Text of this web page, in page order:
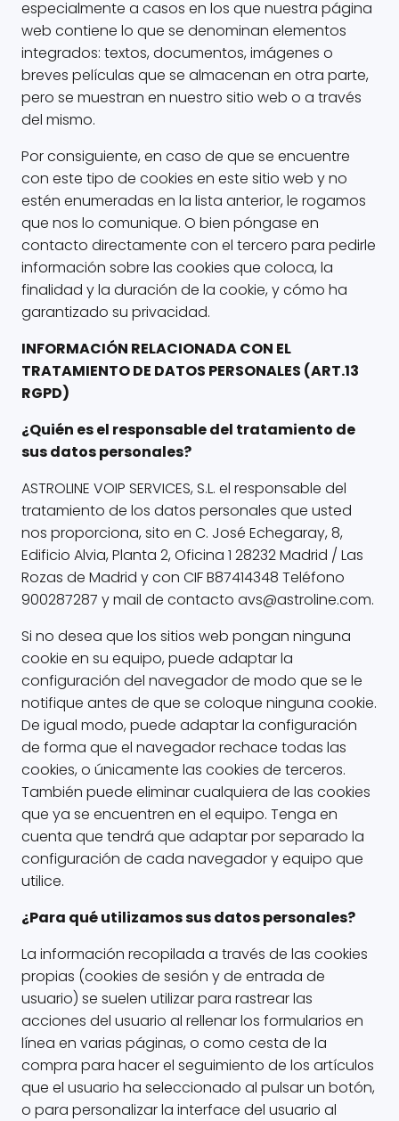
especialmente a casos en los que nuestra página
web contiene lo que se denominan elementos
integrados: textos, documentos, imágenes o
breves películas que se almacenan en otra parte,
pero se muestran en nuestro sitio web o a través
del mismo.
Por consiguiente, en caso de que se encuentre
con este tipo de cookies en este sitio web y no
estén enumeradas en la lista anterior, le rogamos
que nos lo comunique. O bien póngase en
contacto directamente con el tercero para pedirle
información sobre las cookies que coloca, la
finalidad y la duración de la cookie, y cómo ha
garantizado su privacidad.
INFORMACIÓN RELACIONADA CON EL
TRATAMIENTO DE DATOS PERSONALES (ART.13
RGPD)
¿Quién es el responsable del tratamiento de
sus datos personales?
ASTROLINE VOIP SERVICES, S.L. el responsable del
tratamiento de los datos personales que usted
nos proporciona, sito en C. José Echegaray, 8,
Edificio Alvia, Planta 2, Oficina 1 28232 Madrid / Las
Rozas de Madrid y con CIF B87414348 Teléfono
900287287 y mail de contacto avs@astroline.com.
Si no desea que los sitios web pongan ninguna
cookie en su equipo, puede adaptar la
configuración del navegador de modo que se le
notifique antes de que se coloque ninguna cookie.
De igual modo, puede adaptar la configuración
de forma que el navegador rechace todas las
cookies, o únicamente las cookies de terceros.
También puede eliminar cualquiera de las cookies
que ya se encuentren en el equipo. Tenga en
cuenta que tendrá que adaptar por separado la
configuración de cada navegador y equipo que
utilice.
¿Para qué utilizamos sus datos personales?
La información recopilada a través de las cookies
propias (cookies de sesión y de entrada de
usuario) se suelen utilizar para rastrear las
acciones del usuario al rellenar los formularios en
línea en varias páginas, o como cesta de la
compra para hacer el seguimiento de los artículos
que el usuario ha seleccionado al pulsar un botón,
o para personalizar la interface del usuario al